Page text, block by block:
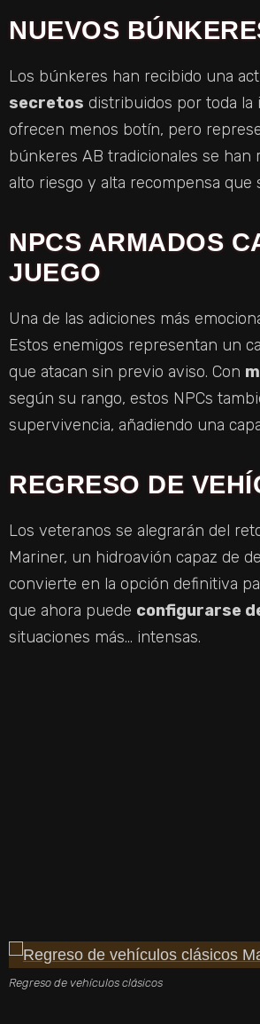
NUEVOS
Los búnkeres han recibido una
secretos distribuidos por toda la
ofrecen menos botín, pero
búnkeres AB tradicionales se
alto riesgo y alta recompensa que
NPCS ARMADOS
JUEGO
Una de las adiciones más
Estos enemigos representan un
que atacan sin previo aviso. Con
según su rango, estos NPCs
supervivencia, añadiendo una
REGRESO DE
Los veteranos se alegrarán del
Mariner, un hidroavión capaz de
convierte en la opción definitiva
que ahora puede configurarse
situaciones más… intensas.
Regreso de vehículos clásicos